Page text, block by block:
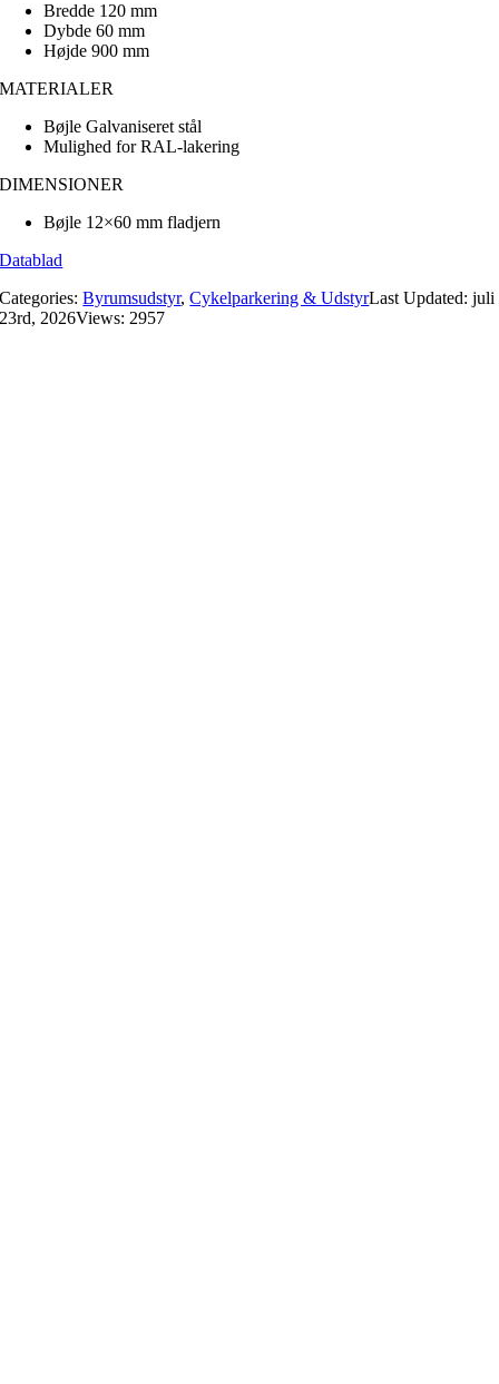
Bredde 120 mm
Dybde 60 mm
Højde 900 mm
MATERIALER
Bøjle Galvaniseret stål
Mulighed for RAL-lakering
DIMENSIONER
Bøjle 12×60 mm fladjern
Datablad
Categories:Byrumsudstyr,Cykelparkering & UdstyrLast Updated: juli
23rd, 2026Views: 2957